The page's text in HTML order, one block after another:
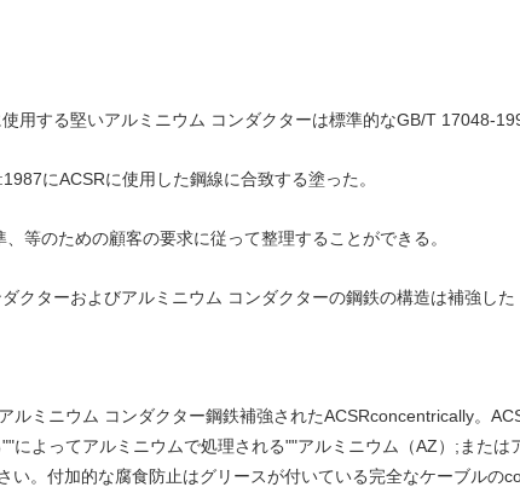
使用する堅いアルミニウム コンダクターは標準的なGB/T 17048-
にACSRに使用した鋼線に合致する塗った。
、等のための顧客の要求に従って整理することができる。
クターおよびアルミニウム コンダクターの鋼鉄の構造は補強した
ルミニウム コンダクター鋼鉄補強されたACSRconcentrically。
によってアルミニウムで処理される""アルミニウム（AZ）;また
い。付加的な腐食防止はグリースが付いている完全なケーブルの